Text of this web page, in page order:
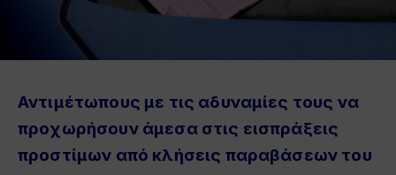
Αντιμέτωπους με τις αδυναμίες τους να
προχωρήσουν άμεσα στις εισπράξεις
προστίμων από κλήσεις παραβάσεων του